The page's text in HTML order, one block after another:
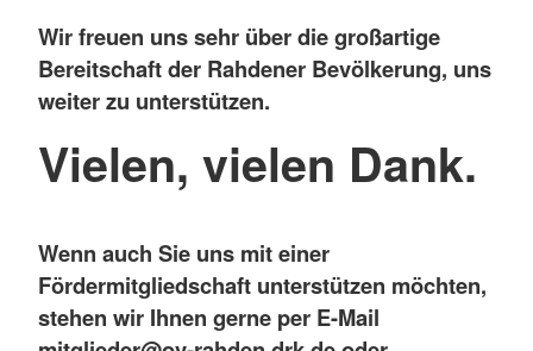
Wir freuen uns sehr über die großartige
Bereitschaft der Rahdener Bevölkerung, uns
weiter zu unterstützen.
Vielen, vielen Dank.
Wenn auch Sie uns mit einer
Fördermitgliedschaft unterstützen möchten,
stehen wir Ihnen gerne per E-Mail